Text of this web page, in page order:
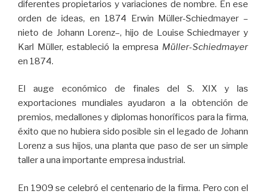
diferentes propietarios y variaciones de nombre. En ese
orden de ideas, en 1874 Erwin Müller-Schiedmayer –
nieto de Johann Lorenz–, hijo de Louise Schiedmayer y
Karl Müller, estableció la empresa Müller-Schiedmayer
en 1874.
El auge económico de finales del S. XIX y las
exportaciones mundiales ayudaron a la obtención de
premios, medallones y diplomas honoríficos para la firma,
éxito que no hubiera sido posible sin el legado de Johann
Lorenz a sus hijos, una planta que paso de ser un simple
taller a una importante empresa industrial.
En 1909 se celebró el centenario de la firma. Pero con el